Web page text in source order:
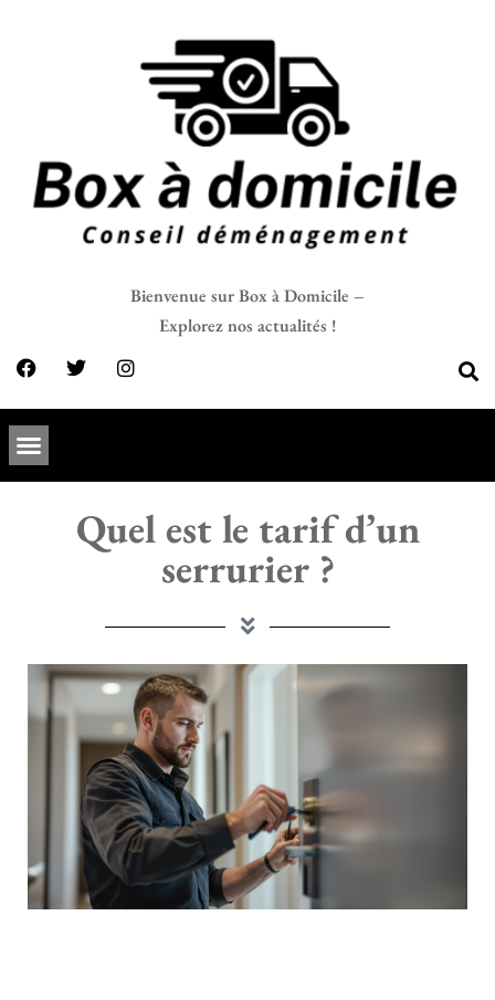
Bienvenue sur Box à Domicile –
Explorez nos actualités !
Quel est le tarif d’un
serrurier ?